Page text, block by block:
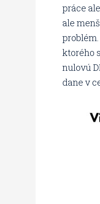
práce
ale
ktorého
nulovú
dane v